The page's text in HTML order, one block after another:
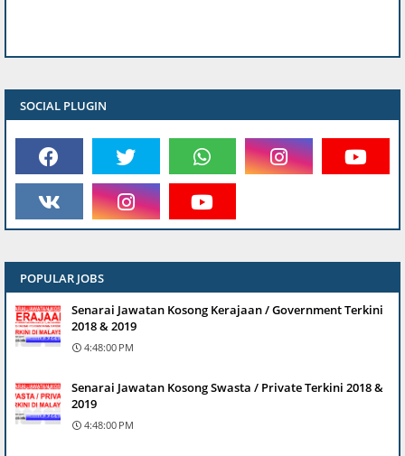
SOCIAL PLUGIN
POPULAR JOBS
Senarai Jawatan Kosong Kerajaan / Government Terkini
2018 & 2019
4:48:00 PM
Senarai Jawatan Kosong Swasta / Private Terkini 2018 &
2019
4:48:00 PM